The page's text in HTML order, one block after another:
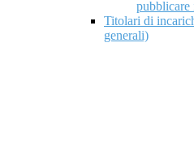
pubblicare
Titolari di
generali)